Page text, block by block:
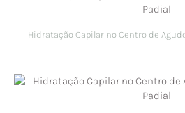
Hidratação Capilar no Centro de